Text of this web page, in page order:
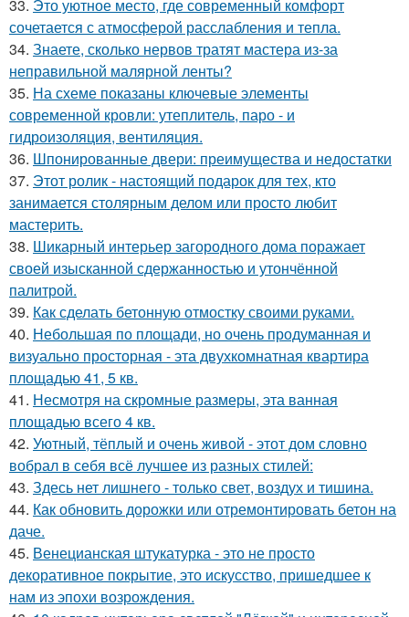
33. Это уютное место, где современный комфорт
сочетается с атмосферой расслабления и тепла.
34. Знаете, сколько нервов тратят мастера из-за
неправильной малярной ленты?
35. На схеме показаны ключевые элементы
современной кровли: утеплитель, паро - и
гидроизоляция, вентиляция.
36. Шпонированные двери: преимущества и недостатки
37. Этот ролик - настоящий подарок для тех, кто
занимается столярным делом или просто любит
мастерить.
38. Шикарный интерьер загородного дома поражает
своей изысканной сдержанностью и утончённой
палитрой.
39. Как сделать бетонную отмостку своими руками.
40. Небольшая по площади, но очень продуманная и
визуально просторная - эта двухкомнатная квартира
площадью 41, 5 кв.
41. Несмотря на скромные размеры, эта ванная
площадью всего 4 кв.
42. Уютный, тёплый и очень живой - этот дом словно
вобрал в себя всё лучшее из разных стилей:
43. Здесь нет лишнего - только свет, воздух и тишина.
44. Как обновить дорожки или отремонтировать бетон на
даче.
45. Венецианская штукатурка - это не просто
декоративное покрытие, это искусство, пришедшее к
нам из эпохи возрождения.